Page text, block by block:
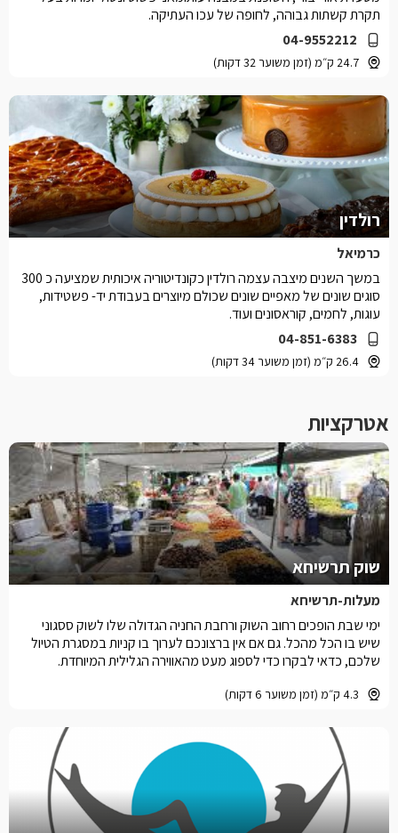
04-9552212
24.7 ק״מ (זמן משוער 32 דקות)
תקרת קשתות גבוהה, לחופה של עכו העתיקה.
רולדין
כרמיאל
04-851-6383
26.4 ק״מ (זמן משוער 34 דקות)
במשך השנים מיצבה עצמה רולדין כקונדיטוריה איכותית שמציעה כ 300
סוגים שונים של מאפיים שונים שכולם מיוצרים בעבודת יד- פשטידות,
עוגות, לחמים, קוראסונים ועוד.
אטרקציות
שוק תרשיחא
מעלות-תרשיחא
4.3 ק״מ (זמן משוער 6 דקות)
ימי שבת הופכים רחוב השוק ורחבת החניה הגדולה שלו לשוק ססגוני
שיש בו הכל מהכל. גם אם אין ברצונכם לערוך בו קניות במסגרת הטיול
שלכם, כדאי לבקרו כדי לספוג מעט מהאווירה הגלילית המיוחדת.